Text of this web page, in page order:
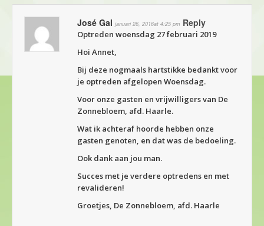
José Gal januari 26, 2016at 4:25 pm Reply
Optreden woensdag 27 februari 2019
Hoi Annet,
Bij deze nogmaals hartstikke bedankt voor
je optreden afgelopen Woensdag.
Voor onze gasten en vrijwilligers van De
Zonnebloem, afd. Haarle.
Wat ik achteraf hoorde hebben onze
gasten genoten, en dat was de bedoeling.
Ook dank aan jou man.
Succes met je verdere optredens en met
revalideren!
Groetjes, De Zonnebloem, afd. Haarle